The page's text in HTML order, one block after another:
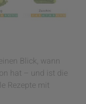
Blick, wann
hat – und ist die
Rezepte mit